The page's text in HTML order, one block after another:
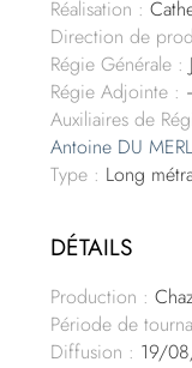
Réalisation :
Direction de
Régie Générale :
Régie Adjointe :
Auxiliaires de
Antoine DU
Type : Long
DÉTAILS
Production :
Période de
Diffusion : 19/